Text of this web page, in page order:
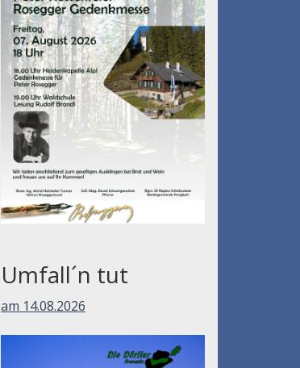
Umfall´n tut
am 14.08.2026